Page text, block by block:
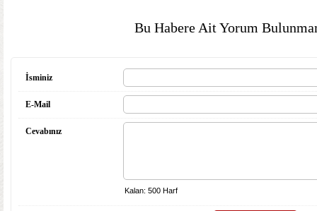
Bu Habere Ait Yorum
İsminiz
E-Mail
Cevabınız